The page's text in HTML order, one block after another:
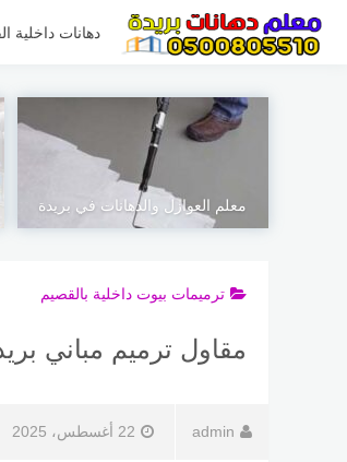
المحتوى
دهانات داخلية
معلم العوازل والدهانات في بريدة
ترميمات بيوت داخلية بالقصيم
مقاول ترميم مباني
admin 22 أغسطس، 2025